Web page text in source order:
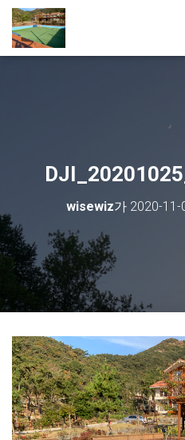
wisewiz가 2020-11-